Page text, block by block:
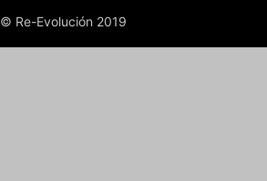
© Re-Evolución 2019